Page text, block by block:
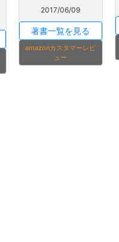
2017/06/09
著書一覧を見る
amazonカスタマーレビ
ュー